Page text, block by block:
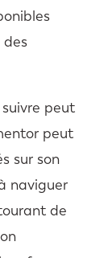
des
peut
peut
sur son
naviguer
de